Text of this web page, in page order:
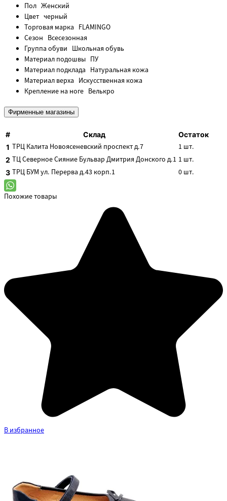
Пол Женский
Цвет черный
Торговая марка FLAMINGO
Сезон Всесезонная
Группа обуви Школьная обувь
Материал подошвы ПУ
Материал подклада Натуральная кожа
Материал верха Искусственная кожа
Крепление на ноге Велькро
Фирменные магазины
# Склад
Остаток
1 ТРЦ Калита Новоясеневский проспект д.7 1 шт.
2 ТЦ Северное Сияние Бульвар Дмитрия Донского д.1 1 шт.
3 ТРЦ БУМ ул. Перерва д.43 корп.1 0 шт.
Похожие товары
В избранное